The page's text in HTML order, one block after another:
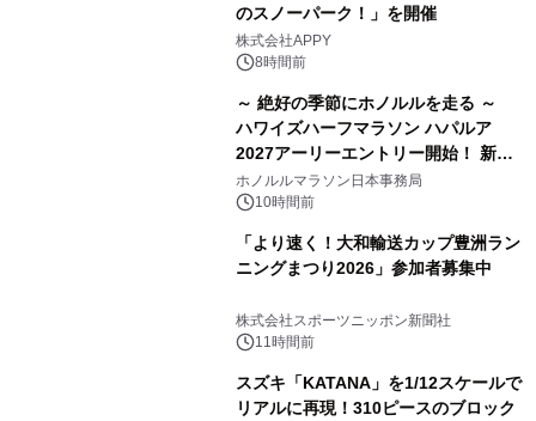
のスノーパーク！」を開催
株式会社APPY
8時間前
～ 絶好の季節にホノルルを走る ～
ハワイズハーフマラソン ハパルア
2027アーリーエントリー開始！ 新カ
テゴリー「ハパルアIKI(イキ)」(約
13.4km)が登場
ホノルルマラソン日本事務局
10時間前
「より速く！大和輸送カップ豊洲ラン
ニングまつり2026」参加者募集中
株式会社スポーツニッポン新聞社
11時間前
スズキ「KATANA」を1/12スケールで
リアルに再現！310ピースのブロック